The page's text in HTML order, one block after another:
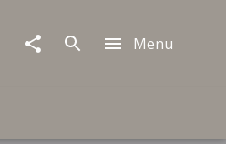
Menu